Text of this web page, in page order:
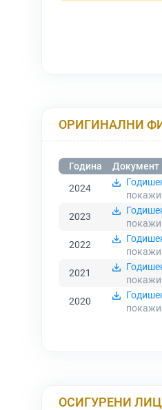
ОРИГИНАЛНИ
Година
Документ
2024
2023
2022
2021
2020
ОСИГУРЕНИ